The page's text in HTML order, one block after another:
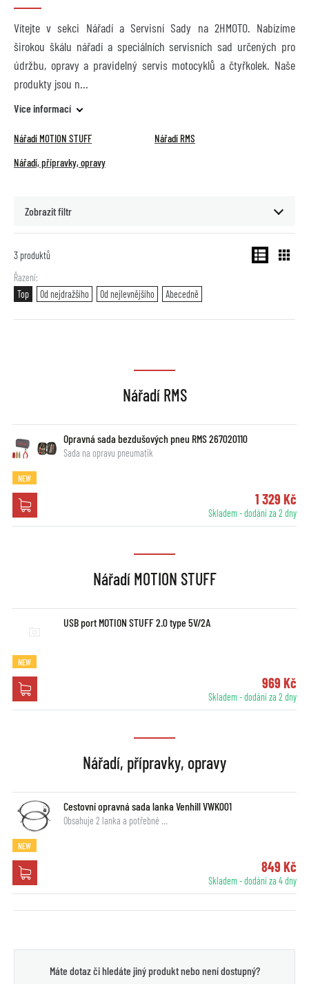
Vítejte v sekci Nářadí a Servisní Sady na 2HMOTO. Nabízíme
širokou škálu nářadí a speciálních servisních sad určených pro
údržbu, opravy a pravidelný servis motocyklů a čtyřkolek. Naše
produkty jsou n
Více informací
Nářadí MOTION STUFF
Nářadí RMS
Nářadí, přípravky, opravy
Zobrazit filtr
3 produktů
Řazení
Top
Od nejdražšího Od nejlevnějšího Abecedně
Nářadí RMS
Opravná sada bezdušových pneu RMS 267020110
Sada na opravu pneumatik
NEW
1 329 Kč
Skladem - dodání za 2 dny
Nářadí MOTION STUFF
USB port MOTION STUFF 2.0 type 5V/2A
NEW
969 Kč
Skladem - dodání za 2 dny
Nářadí, přípravky, opravy
Cestovní opravná sada lanka Venhill VWK001
Obsahuje 2 lanka a potřebné …
NEW
849 Kč
Skladem - dodání za 4 dny
Máte dotaz či hledáte jiný produkt nebo není dostupný?